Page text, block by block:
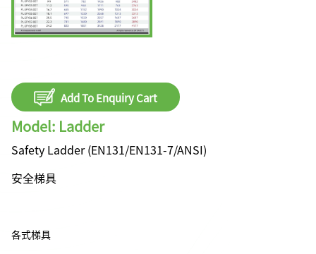
Add To Enquiry Cart
Model: Ladder
Safety Ladder (EN131/EN131-7/ANSI)
安全梯具
各式梯具